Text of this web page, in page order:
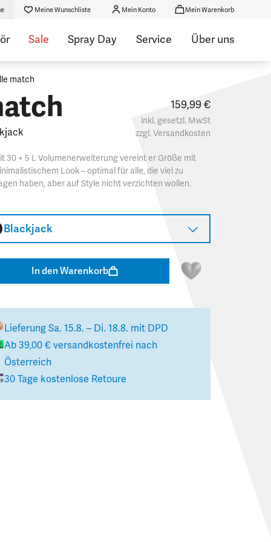
Meine Wunschliste Mein Konto Mein Warenkorb
Sale Spray Day Service Über uns
match
159,99 €
inkl. gesetzl. MwSt
zzgl.Versandkosten
30 + 5 L Volumenerweiterung vereint er Größe mit
Look – optimal für alle, die viel zu
haben, aber auf Style nicht verzichten wollen.
Blackjack
In den Warenkorb
Lieferung Sa. 15.8. – Di. 18.8. mit DPD
Ab 39,00 €versandkostenfrei nach
Österreich
30 Tage kostenlose Retoure